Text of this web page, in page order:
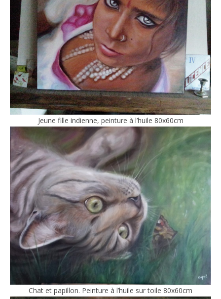
Jeune fille indienne, peinture à l’huile 80x60cm
Chat et papillon. Peinture à l’huile sur toile 80x60cm